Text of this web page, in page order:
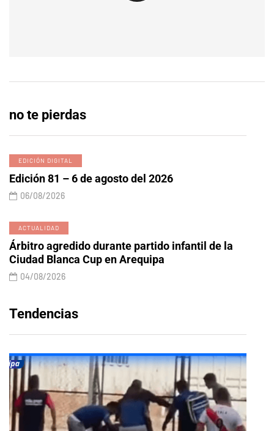
no te pierdas
EDICIÓN DIGITAL
Edición 81 – 6 de agosto del 2026
06/08/2026
ACTUALIDAD
Árbitro agredido durante partido infantil de la
Ciudad Blanca Cup en Arequipa
04/08/2026
Tendencias